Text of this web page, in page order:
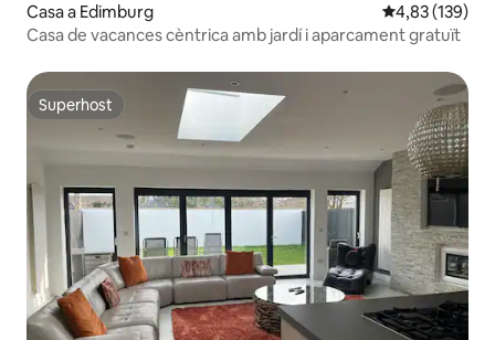
Casa a Edimburg 4,83 de
4,83 (139)
Casa de vacances cèntrica amb jardí i aparcament gratuït
Superhost
Superhost